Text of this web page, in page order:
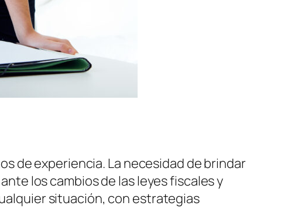
de experiencia. La necesidad de brindar
los cambios de las leyes fiscales y
situación, con estrategias